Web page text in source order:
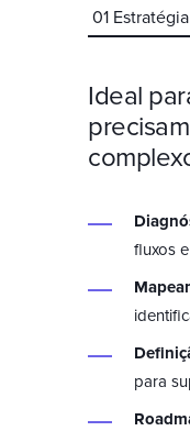
Ideal
fluxos
para